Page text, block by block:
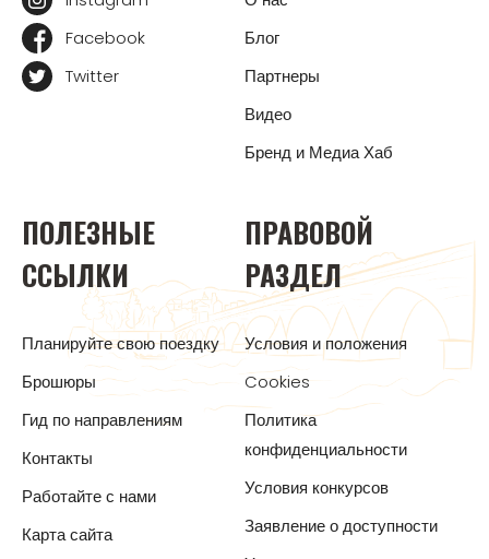
Facebook
Twitter
Блог
Партнеры
Видео
Бренд и Медиа Хаб
ПОЛЕЗНЫЕ
ССЫЛКИ
Планируйте свою поездку
Брошюры
Гид по направлениям
Контакты
Работайте с нами
Карта сайта
ПРАВОВОЙ
РАЗДЕЛ
Условия и положения
Cookies
Политика
конфиденциальности
Условия конкурсов
Заявление о доступности